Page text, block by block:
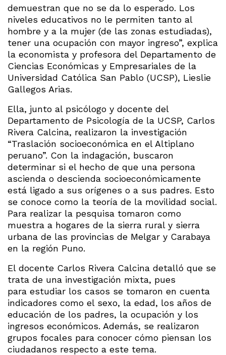
demuestran que no se da lo esperado. Los
niveles educativos no le permiten tanto al
hombre y a la mujer (de las zonas estudiadas),
tener una ocupación con mayor ingreso”, explica
la economista y profesora del Departamento de
Ciencias Económicas y Empresariales de la
Universidad Católica San Pablo (UCSP), Lieslie
Gallegos Arias.
Ella, junto al psicólogo y docente del
Departamento de Psicología de la UCSP, Carlos
Rivera Calcina, realizaron la investigación
“Traslación socioeconómica en el Altiplano
peruano”. Con la indagación, buscaron
determinar si el hecho de que una persona
ascienda o descienda socioeconómicamente
está ligado a sus orígenes o a sus padres. Esto
se conoce como la teoría de la movilidad social.
Para realizar la pesquisa tomaron como
muestra a hogares de la sierra rural y sierra
urbana de las provincias de Melgar y Carabaya
en la región Puno.
El docente Carlos Rivera Calcina detalló que se
trata de una investigación mixta, pues
para estudiar los casos se tomaron en cuenta
indicadores como el sexo, la edad, los años de
educación de los padres, la ocupación y los
ingresos económicos. Además, se realizaron
grupos focales para conocer cómo piensan los
ciudadanos respecto a este tema.